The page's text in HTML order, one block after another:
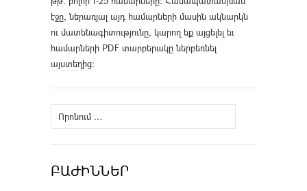
էջը, ներառյալ այդ համարների մասին ակնարկն
ու մատենագիտությունը, կարող եք այցելել եւ
համարների PDF տարբերակը ներբեռնել
այստեղից։
Որոնել՝
ԲԱԺԻՆՆԵՐ